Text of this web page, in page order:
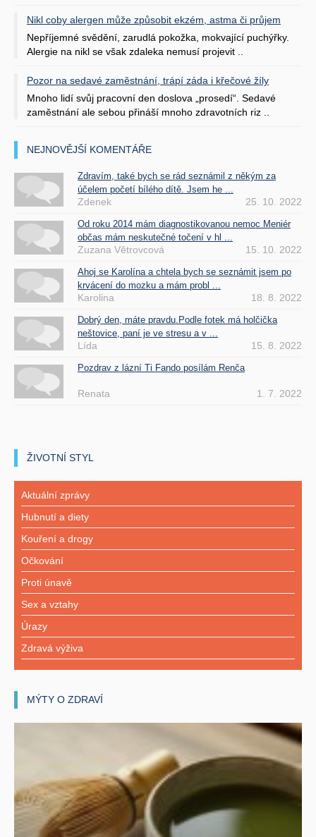
Nikl coby alergen může způsobit ekzém, astma či průjem
Nepříjemné svědění, zarudlá pokožka, mokvající puchýřky.
Alergie na nikl se však zdaleka nemusí projevit ..
Pozor na sedavé zaměstnání, trápí záda i křečové žíly
Mnoho lidí svůj pracovní den doslova „prosedí“. Sedavé
zaměstnání ale sebou přináší mnoho zdravotních riz ..
NEJNOVĚJŠÍ KOMENTÁŘE
Zdravím, také bych se rád seznámil z někým za
účelem početí bílého dítě. Jsem he ...
Zdenek 25. 10. 2022
Od roku 2014 mám diagnostikovanou nemoc Meniér
občas mám neskutečné točení v hl ...
Zuzana Větrovcová 15. 10. 2022
Ahoj se Karolína a chtela bych se seznámit jsem po
krvácení do mozku a mám probl ...
Karolina 18. 8. 2022
Dobrý den, máte pravdu.Podle fotek má holčička
neštovice, paní je ve stresu a v ...
Lída 15. 8. 2022
Pozdrav z lázní Ti Fando posílám Renča
Renata 1. 7. 2022
ŽIVOTNÍ STYL
Aktuální zprávy
Hubnutí a diety
Kouření a drogy
Očkování
Proti únavě
Sex a vztahy
Úrazy
Zdravá výživa
MÝTY O ZDRAVÍ